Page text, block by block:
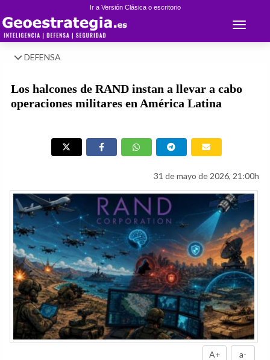
Ir a Versión Clásica o escritorio
Toggle
DEFENSA
Los halcones de RAND instan a llevar a cabo
operaciones militares en América Latina
31 de mayo de 2026, 21:00h
A+ a-